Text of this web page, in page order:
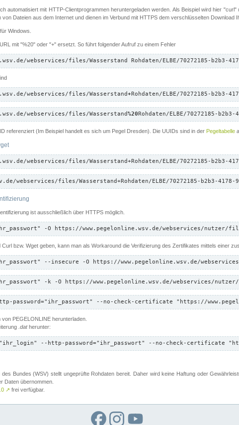
automatisiert mit HTTP-Clientprogrammen heruntergeladen werden. Als Beispiel wird hier
Dateien aus dem Internet und dienen im Verbund mit HTTPS dem verschlüsselten Download
Windows.
mit "%20" oder "+" ersetzt. So führt folgender Aufruf zu einem Fehler
webservices/files/Wasserstand Rohdaten/ELBE/70272185-b2b3-
webservices/files/Wasserstand+Rohdaten/ELBE/70272185-b2b3-
webservices/files/Wasserstand%20Rohdaten/ELBE/70272185-
referenziert (Im Beispiel handelt es sich um Pegel Dresden). Die UUIDs sind in der Pegeltabelle
webservices/files/Wasserstand+Rohdaten/ELBE/70272185-b2b3-
webservices/files/Wasserstand+Rohdaten/ELBE/70272185-b2b3-4178-
ist ausschließlich über HTTPS möglich.
-O https://www.pegelonline.wsv.de/webservices/nutzer/
bzw. Wget geben, kann man als Workaround die Verifizierung des Zertifikates mittels einer
--insecure -O https://www.pegelonline.wsv.de/
-k -O https://www.pegelonline.wsv.de/webservices/
password="ihr_passwort" --no-check-certificate "https://
PEGELONLINE herunterladen.
.datherunter:
--http-password="ihr_passwort" --no-check-certificate
Bundes (WSV) stellt ungeprüfte Rohdaten bereit. Daher wird keine Haftung oder
Daten übernommen.
↗ frei verfügbar.